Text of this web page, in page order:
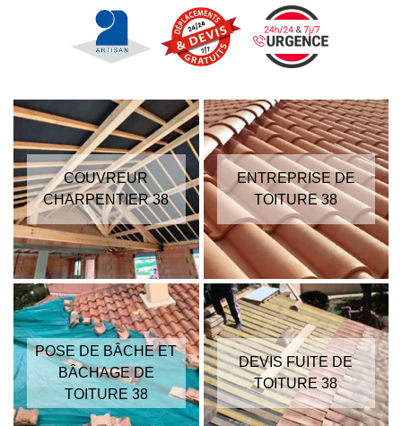
COUVREUR
CHARPENTIER 38
ENTREPRISE DE
TOITURE 38
POSE DE BÂCHE ET
BÂCHAGE DE
TOITURE 38
DEVIS FUITE DE
TOITURE 38